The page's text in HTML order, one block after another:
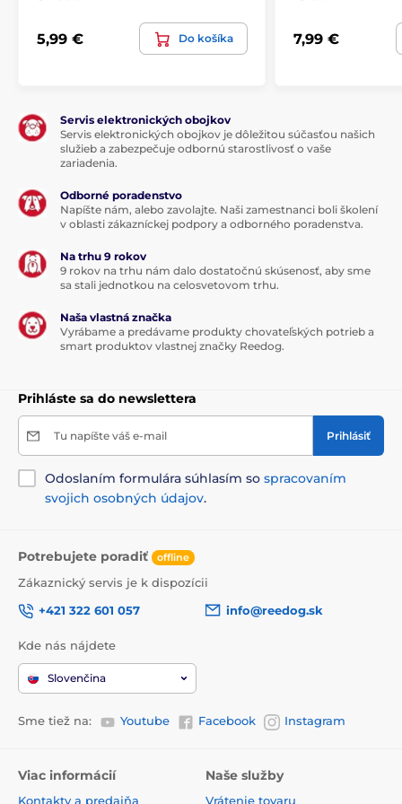
5,99 € Do košíka 7,99 €
Servis elektronických obojkov
Servis elektronických obojkov je dôležitou súčasťou našich
služieb a zabezpečuje odbornú starostlivosť o vaše
zariadenia.
Odborné poradenstvo
Napíšte nám, alebo zavolajte. Naši zamestnanci boli školení
v oblasti zákazníckej podpory a odborného poradenstva.
Na trhu 9 rokov
9 rokov na trhu nám dalo dostatočnú skúsenosť, aby sme
sa stali jednotkou na celosvetovom trhu.
Naša vlastná značka
Vyrábame a predávame produkty chovateľských potrieb a
smart produktov vlastnej značky Reedog.
Prihláste sa do newslettera
Tu napíšte váš e-mail Prihlásiť
Odoslaním formulára súhlasím so spracovaním
svojich osobných údajov.
Potrebujete poradiť offline
Zákaznický servis je k dispozícii
+421 322 601 057
info@reedog.sk
Kde nás nájdete
Slovenčina
Sme tiež na: Youtube Facebook Instagram
Viac informácií
Kontakty a predajňa
Naše služby
Vrátenie tovaru